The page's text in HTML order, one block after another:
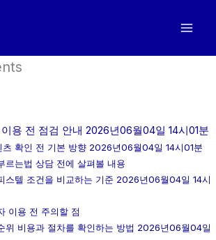
용 전 점검 안내 2026년06월04일 14시01분
츠 확인 전 기본 방향 2026년06월04일 14시01분
르는법 상담 전에 살펴볼 내용
스텔 조건을 비교하는 기준 2026년06월04일 14시
이용 전 주의할 점
위 비용과 절차를 확인하는 방법 2026년06월04일